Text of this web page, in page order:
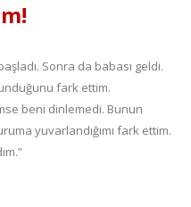
Sonra da babası geldi.
fark ettim.
beni dinlemedi. Bunun
yuvarlandığımı fark ettim.